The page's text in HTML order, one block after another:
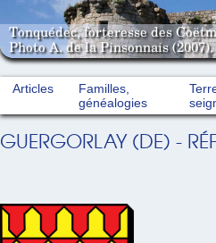
Tonquédec, forteresse des
Photo A. de la Pinsonnais (2007).
Articles
Familles,
généalogies
GUERGORLAY (DE) -